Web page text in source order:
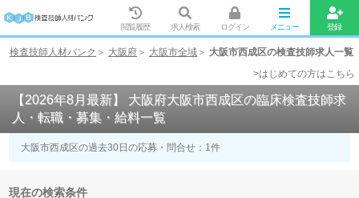
閲覧履歴 求人検索 ログイン メニュー 登録
検査技師人材バンク 大阪府 大阪市全域
大阪市西成区の検査技師求人一覧
>はじめての方はこちら
【2026年8月最新】 大阪府大阪市西成区の臨床検査技師求
人・転職・募集・給料一覧
大阪市西成区の過去30日の応募・問合せ： 1件
現在の検索条件